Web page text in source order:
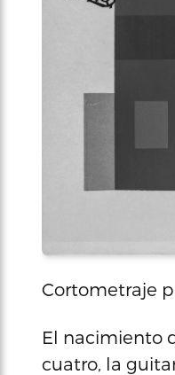
Cortometraje
El nacimiento
cuatro, la